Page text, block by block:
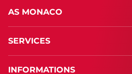
AS MONACO
SERVICES
INFORMATIONS